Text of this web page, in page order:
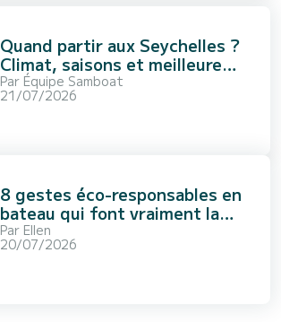
Quand partir aux Seychelles ?
Climat, saisons et meilleure
période
Par Équipe Samboat
21/07/2026
8 gestes éco-responsables en
bateau qui font vraiment la
différence
Par Ellen
20/07/2026